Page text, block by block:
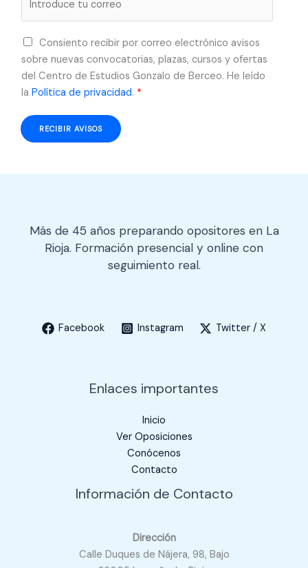
r
e
o
e
e
c
r
A
c
u
e
d
o
G
Consiento recibir por correo electrónico avisos
sobre nuevas convocatorias, plazas, cursos y ofertas
del Centro de Estudios Gonzalo de Berceo. He leído
la Política de privacidad. *
RECIBIR AVISOS
Más de 45 años preparando opositores en La
Rioja. Formación presencial y online con
seguimiento real.
Facebook Instagram Twitter / X
Enlaces importantes
Inicio
Ver Oposiciones
Conócenos
Contacto
Información de Contacto
Dirección
Calle Duques de Nájera, 98, Bajo